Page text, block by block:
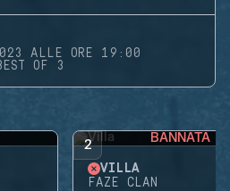
ALLE ORE 19:00
OF 3
2 BANNATA
VILLA
FAZE CLAN